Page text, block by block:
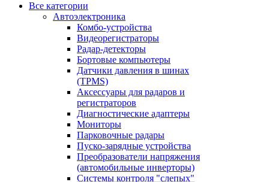
Все категории
Автоэлектроника
Комбо-устройства
Видеорегистраторы
Радар-детекторы
Бортовые компьютеры
Датчики давления в шинах
(TPMS)
Аксессуары для радаров и
регистраторов
Диагностические адаптеры
Мониторы
Парковочные радары
Пуско-зарядные устройства
Преобразователи напряжения
(автомобильные инверторы)
Системы контроля "слепых"